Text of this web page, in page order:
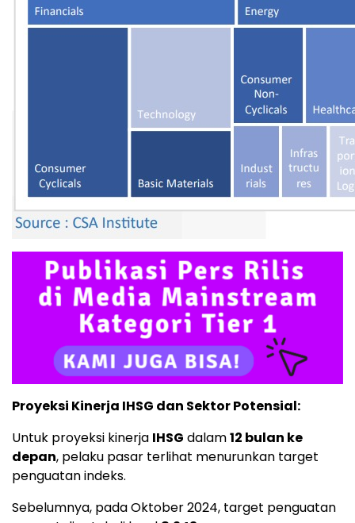
Proyeksi Kinerja IHSG dan Sektor Potensial:
Untuk proyeksi kinerja IHSG dalam12 bulan ke
depan, pelaku pasar terlihat menurunkan target
penguatan indeks.
Sebelumnya, pada Oktober 2024, target penguatan